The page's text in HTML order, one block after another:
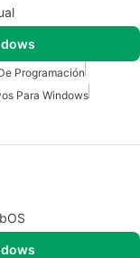
Programación
Para Windows